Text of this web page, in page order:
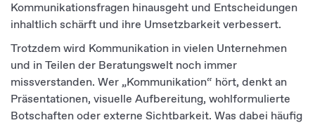
Kommunikationsfragen hinausgeht und Entscheidungen
inhaltlich schärft und ihre Umsetzbarkeit verbessert.
Trotzdem wird Kommunikation in vielen Unternehmen
und in Teilen der Beratungswelt noch immer
missverstanden. Wer „Kommunikation“ hört, denkt an
Präsentationen, visuelle Aufbereitung, wohlformulierte
Botschaften oder externe Sichtbarkeit. Was dabei häufig